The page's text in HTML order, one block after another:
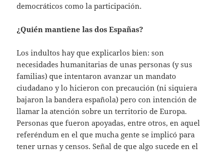
democráticos como la participación.
¿Quién mantiene las dos Españas?
Los indultos hay que explicarlos bien: son
necesidades humanitarias de unas personas (y sus
familias) que intentaron avanzar un mandato
ciudadano y lo hicieron con precaución (ni siquiera
bajaron la bandera española) pero con intención de
llamar la atención sobre un territorio de Europa.
Personas que fueron apoyadas, entre otros, en aquel
referéndum en el que mucha gente se implicó para
tener urnas y censos. Señal de que algo sucede en el